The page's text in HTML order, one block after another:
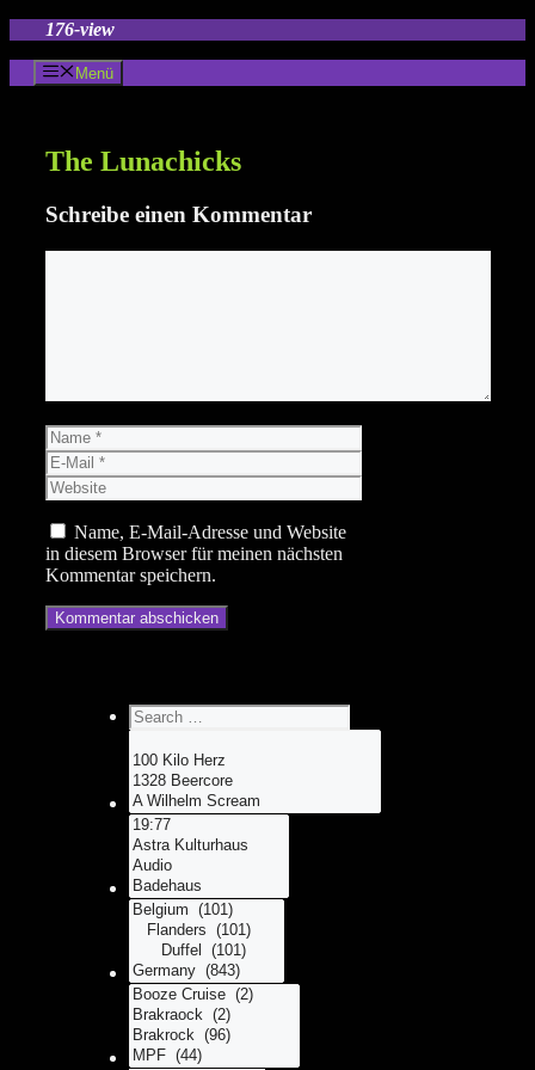
springen
176-view
Menü
The Lunachicks
Schreibe einen Kommentar
Name
E-
Mail
Website
Name, E-Mail-Adresse und Website
in diesem Browser für meinen nächsten
Kommentar speichern.